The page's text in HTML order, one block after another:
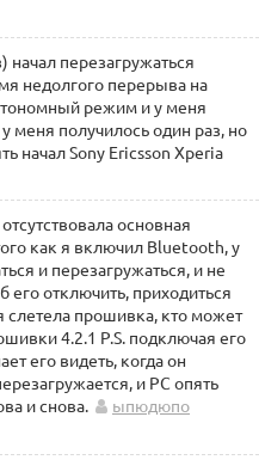
перезагружаться
недолгого перерыва на
режим и у меня
меня получилось один раз, но
начал Sony Ericsson Xperia
основная
как я включил Bluetooth, у
и перезагружаться, и не
его отключить, приходиться
слетела прошивка, кто может
4.2.1 P.S. подключая его
его видеть, когда он
и PC опять
и снова.
ыпюдюпо